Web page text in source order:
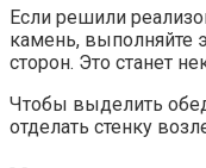
Если решили
камень, выполняйте
сторон. Это станет
Чтобы выделить
отделать стенку